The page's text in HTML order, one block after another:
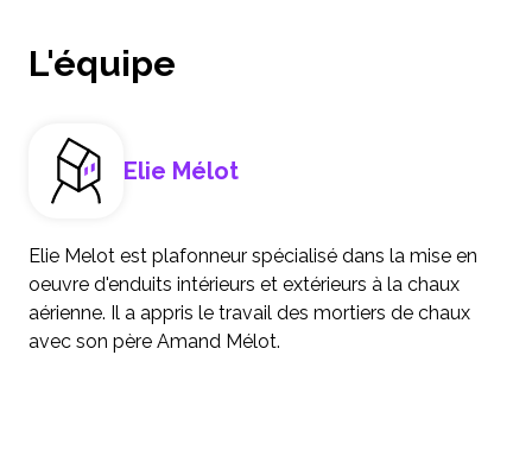
L'équipe
Elie Mélot
Elie Melot est plafonneur spécialisé dans la mise en
oeuvre d'enduits intérieurs et extérieurs à la chaux
aérienne. Il a appris le travail des mortiers de chaux
avec son père Amand Mélot.